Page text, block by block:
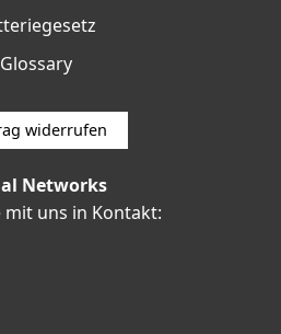
Glossary
widerrufen
Networks
mit uns in Kontakt: